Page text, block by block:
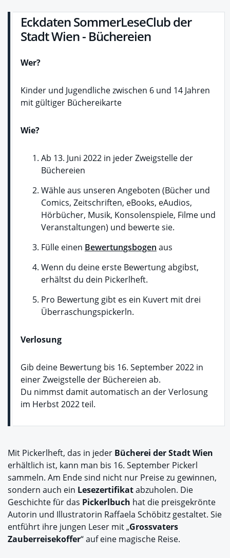
Eckdaten SommerLeseClub der
Stadt Wien - Büchereien
Wer?
Kinder und Jugendliche zwischen 6 und 14 Jahren
mit gültiger Büchereikarte
Wie?
Ab 13. Juni 2022 in jeder Zweigstelle der
Büchereien
Wähle aus unseren Angeboten (Bücher und
Comics, Zeitschriften, eBooks, eAudios,
Hörbücher, Musik, Konsolenspiele, Filme und
Veranstaltungen) und bewerte sie.
Fülle einen Bewertungsbogen aus
Wenn du deine erste Bewertung abgibst,
erhältst du dein Pickerlheft.
Pro Bewertung gibt es ein Kuvert mit drei
Überraschungspickerln.
Verlosung
Gib deine Bewertung bis 16. September 2022 in
einer Zweigstelle der Büchereien ab.
Du nimmst damit automatisch an der Verlosung
im Herbst 2022 teil.
Mit Pickerlheft, das in jeder Bücherei der Stadt Wien
erhältlich ist, kann man bis 16. September Pickerl
sammeln. Am Ende sind nicht nur Preise zu gewinnen,
sondern auch ein Lesezertifikatabzuholen. Die
Geschichte für das Pickerlbuch hat die preisgekrönte
Autorin und Illustratorin Raffaela Schöbitz gestaltet. Sie
entführt ihre jungen Leser mit „Grossvaters
Zauberreisekoffer“ auf eine magische Reise.